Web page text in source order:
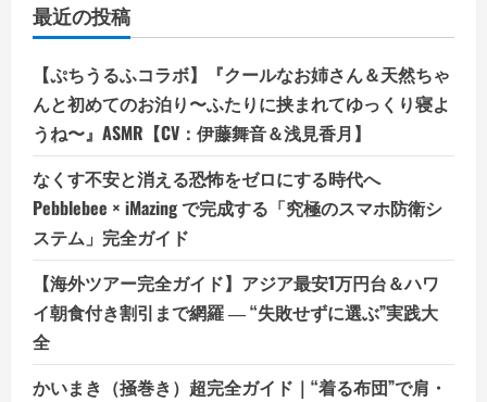
最近の投稿
【ぷちうるふコラボ】『クールなお姉さん＆天然ちゃ
んと初めてのお泊り〜ふたりに挟まれてゆっくり寝よ
うね〜』ASMR【CV：伊藤舞音＆浅見香月】
なくす不安と消える恐怖をゼロにする時代へ
Pebblebee × iMazing で完成する「究極のスマホ防衛シ
ステム」完全ガイド
【海外ツアー完全ガイド】アジア最安1万円台＆ハワ
イ朝食付き割引まで網羅 ― “失敗せずに選ぶ”実践大
全
かいまき（掻巻き）超完全ガイド｜“着る布団”で肩・